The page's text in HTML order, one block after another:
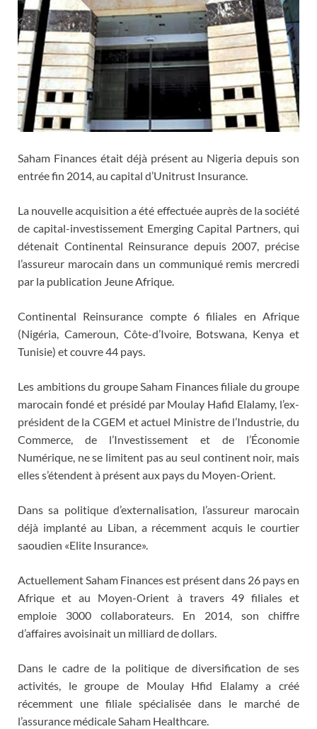
Saham Finances était déjà présent au Nigeria depuis son
entrée fin 2014, au capital d’Unitrust Insurance.
La nouvelle acquisition a été effectuée auprès de la société
de capital-investissement Emerging Capital Partners, qui
détenait Continental Reinsurance depuis 2007, précise
l’assureur marocain dans un communiqué remis mercredi
par la publication Jeune Afrique.
Continental Reinsurance compte 6 filiales en Afrique
(Nigéria, Cameroun, Côte-d’Ivoire, Botswana, Kenya et
Tunisie) et couvre 44 pays.
Les ambitions du groupe Saham Finances filiale du groupe
marocain fondé et présidé par Moulay Hafid Elalamy, l’ex-
président de la CGEM et actuel Ministre de l’Industrie, du
Commerce, de l’Investissement et de l’Économie
Numérique, ne se limitent pas au seul continent noir, mais
elles s’étendent à présent aux pays du Moyen-Orient.
Dans sa politique d’externalisation, l’assureur marocain
déjà implanté au Liban, a récemment acquis le courtier
saoudien «Elite Insurance».
Actuellement Saham Finances est présent dans 26 pays en
Afrique et au Moyen-Orient à travers 49 filiales et
emploie 3000 collaborateurs. En 2014, son chiffre
d’affaires avoisinait un milliard de dollars.
Dans le cadre de la politique de diversification de ses
activités, le groupe de Moulay Hfid Elalamy a créé
récemment une filiale spécialisée dans le marché de
l’assurance médicale Saham Healthcare.